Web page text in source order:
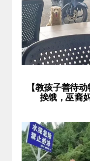
【教孩子善待
挨饿，巫裔